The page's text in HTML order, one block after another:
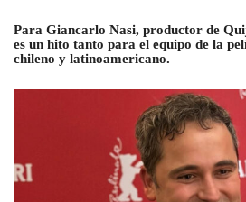
Para Giancarlo Nasi, productor de
es un hito tanto para el equipo de la
chileno y latinoamericano.